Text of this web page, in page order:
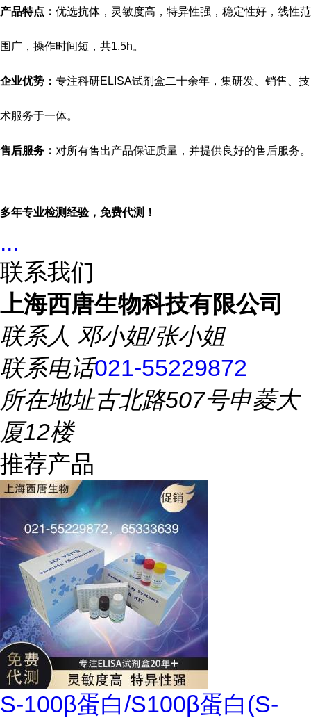
产品特点： 优选抗体，灵敏度高，特异性强，稳定性好，线性范
围广，操作时间短，共1.5h。
企业优势： 专注科研ELISA试剂盒二十余年，集研发、销售、技
术服务于一体。
售后服务： 对所有售出产品保证质量，并提供良好的售后服务。
多年专业检测经验，免费代测！
...
联系我们
上海西唐生物科技有限公司
联系人 邓小姐/张小姐
联系电话021-55229872
所在地址古北路507号申菱大
厦12楼
推荐产品
S-100β蛋白/S100β蛋白(S-